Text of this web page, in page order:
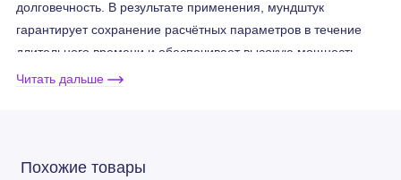
долговечность. В результате применения, мундштук
гарантирует сохранение расчётных параметров в течение
длительного времени и обеспечивает высокую мощность
работы оборудования.
Читать дальше
Похожие товары